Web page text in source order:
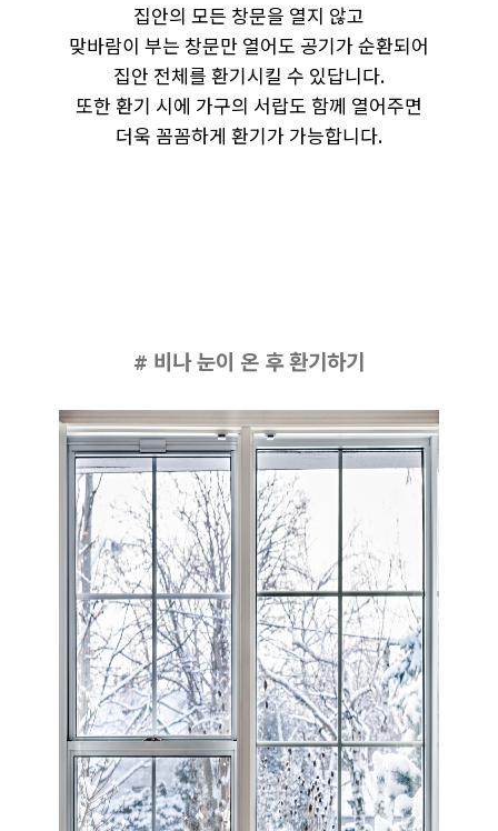
집안의 모든 창문을 열지 않고
맞바람이 부는 창문만 열어도 공기가 순환되어
집안 전체를 환기시킬 수 있답니다.
또한 환기 시에 가구의 서랍도 함께 열어주면
더욱 꼼꼼하게 환기가 가능합니다.
# 비나 눈이 온 후 환기하기